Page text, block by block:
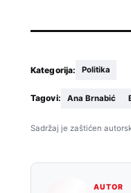
Kategorija: Politika
Tagovi: Ana Brnabić
Sadržaj je zaštićen
AUTOR